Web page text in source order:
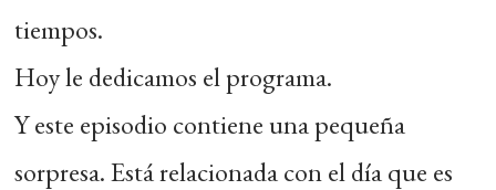
tiempos.
Hoy le dedicamos el programa.
Y este episodio contiene una pequeña
sorpresa. Está relacionada con el día que es